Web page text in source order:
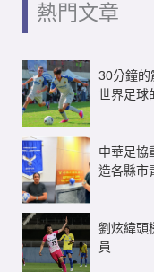
熱門文章
30分鐘
世界足球
中華足
造各縣市
劉炫緯頭
員